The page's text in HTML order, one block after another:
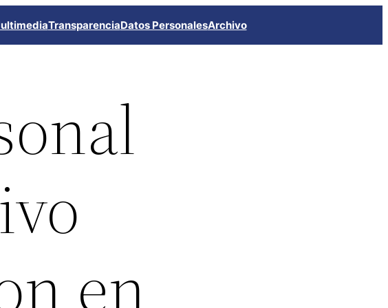
TransparenciaDatos PersonalesArchivo
en